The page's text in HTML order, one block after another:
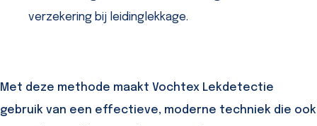
verzekering bij leidinglekkage.
Met deze methode maakt Vochtex Lekdetectie
gebruik van een effectieve, moderne techniek die ook